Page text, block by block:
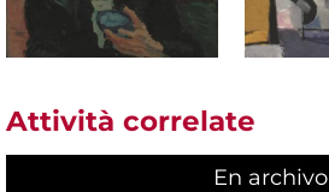
Attività correlate
En archivo